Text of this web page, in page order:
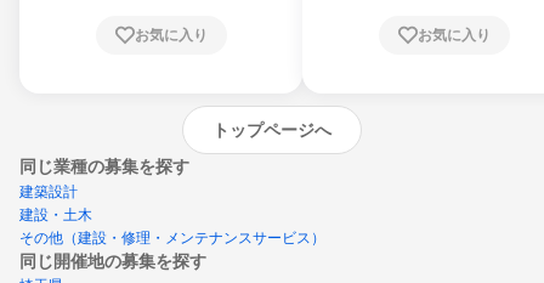
お気に入り お気に入り
トップページへ
同じ業種の募集を探す
建築設計
建設・土木
その他（建設・修理・メンテナンスサービス）
同じ開催地の募集を探す